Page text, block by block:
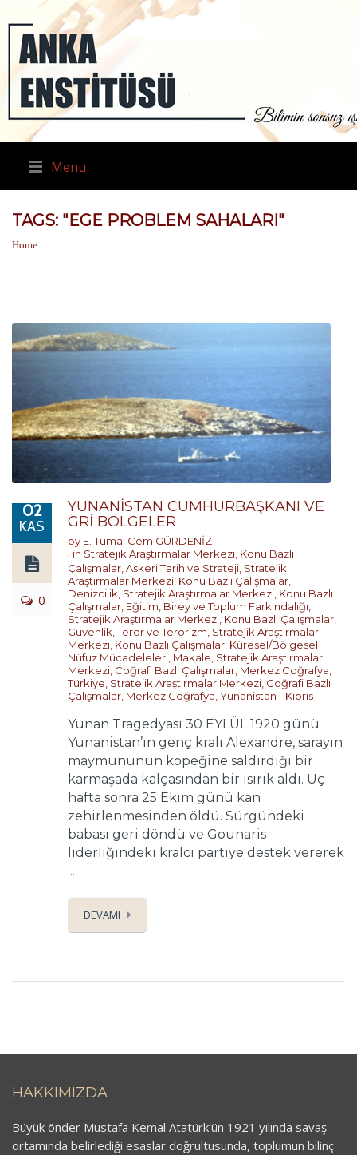
Menu
TAGS: "EGE PROBLEM SAHALARI"
Home
02
KAS
0
YUNANİSTAN CUMHURBAŞKANI VE
GRİ BÖLGELER
by E. Tüma. Cem GÜRDENİZ
in Stratejik Araştırmalar Merkezi Konu Bazlı
Çalışmalar Askeri Tarih ve Strateji Stratejik
Araştırmalar Merkezi Konu Bazlı Çalışmalar
Denizcilik Stratejik Araştırmalar Merkezi Konu Bazlı
Çalışmalar Eğitim, Birey ve Toplum Farkındalığı
Stratejik Araştırmalar Merkezi Konu Bazlı Çalışmalar
Güvenlik, Terör ve Terörizm Stratejik Araştırmalar
Merkezi Konu Bazlı Çalışmalar Küresel/Bölgesel
Nüfuz Mücadeleleri Makale Stratejik Araştırmalar
Merkezi Coğrafi Bazlı Çalışmalar Merkez Coğrafya
Türkiye Stratejik Araştırmalar Merkezi Coğrafi Bazlı
Çalışmalar Merkez Coğrafya Yunanistan - Kıbrıs
Yunan Tragedyası 30 EYLÜL 1920 günü
Yunanistan’ın genç kralı Alexandre, sarayın
maymununun köpeğine saldırdığı bir
karmaşada kalçasından bir ısırık aldı. Üç
hafta sonra 25 Ekim günü kan
zehirlenmesinden öldü. Sürgündeki
babası geri döndü ve Gounaris
liderliğindeki kralcı partiye destek vererek
...
DEVAMI
HAKKIMIZDA
Büyük önder Mustafa Kemal Atatürk’ün 1921 yılında savaş
ortamında belirlediği esaslar doğrultusunda, toplumun bilinç